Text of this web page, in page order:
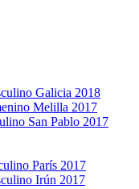
Galicia 2018
Melilla 2017
San Pablo 2017
París 2017
Irún 2017